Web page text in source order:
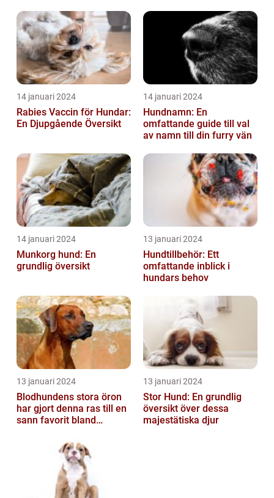
14 januari 2024
Rabies Vaccin för Hundar:
En Djupgående Översikt
14 januari 2024
Hundnamn: En
omfattande guide till val
av namn till din furry vän
14 januari 2024
Munkorg hund: En
grundlig översikt
13 januari 2024
Hundtillbehör: Ett
omfattande inblick i
hundars behov
13 januari 2024
Blodhundens stora öron
har gjort denna ras till en
sann favorit bland
13 januari 2024
Stor Hund: En grundlig
översikt över dessa
majestätiska djur